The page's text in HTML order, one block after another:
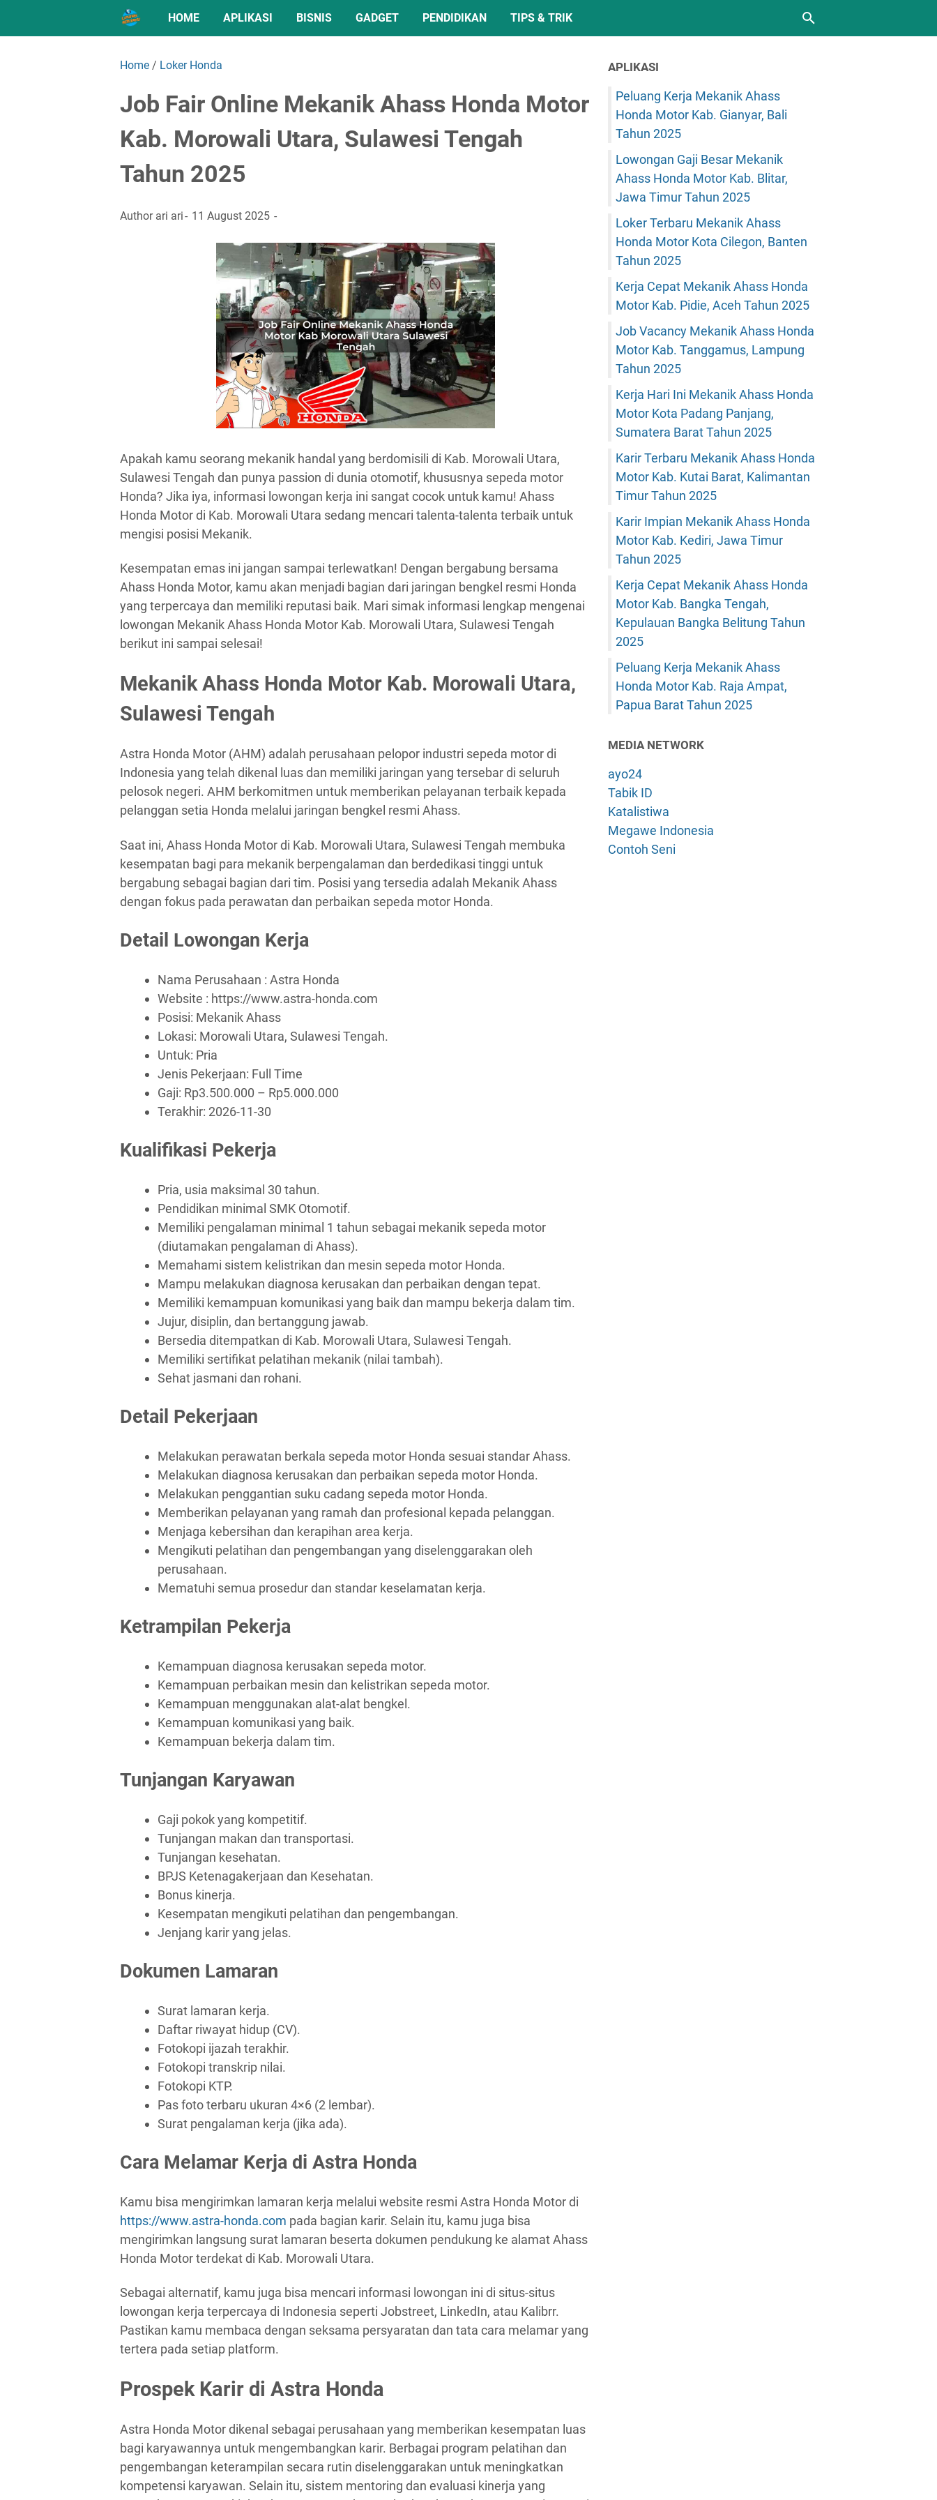
HOME APLIKASI BISNIS GADGET PENDIDIKAN TIPS & TRIK
Home / Loker Honda
Job Fair Online Mekanik Ahass Honda Motor
Kab. Morowali Utara, Sulawesi Tengah
Tahun 2025
Author ari ari 11 August 2025
Apakah kamu seorang mekanik handal yang berdomisili di Kab. Morowali Utara,
Sulawesi Tengah dan punya passion di dunia otomotif, khususnya sepeda motor
Honda? Jika iya, informasi lowongan kerja ini sangat cocok untuk kamu! Ahass
Honda Motor di Kab. Morowali Utara sedang mencari talenta-talenta terbaik untuk
mengisi posisi Mekanik.
Kesempatan emas ini jangan sampai terlewatkan! Dengan bergabung bersama
Ahass Honda Motor, kamu akan menjadi bagian dari jaringan bengkel resmi Honda
yang terpercaya dan memiliki reputasi baik. Mari simak informasi lengkap mengenai
lowongan Mekanik Ahass Honda Motor Kab. Morowali Utara, Sulawesi Tengah
berikut ini sampai selesai!
Mekanik Ahass Honda Motor Kab. Morowali Utara,
Sulawesi Tengah
Astra Honda Motor (AHM) adalah perusahaan pelopor industri sepeda motor di
Indonesia yang telah dikenal luas dan memiliki jaringan yang tersebar di seluruh
pelosok negeri. AHM berkomitmen untuk memberikan pelayanan terbaik kepada
pelanggan setia Honda melalui jaringan bengkel resmi Ahass.
Saat ini, Ahass Honda Motor di Kab. Morowali Utara, Sulawesi Tengah membuka
kesempatan bagi para mekanik berpengalaman dan berdedikasi tinggi untuk
bergabung sebagai bagian dari tim. Posisi yang tersedia adalah Mekanik Ahass
dengan fokus pada perawatan dan perbaikan sepeda motor Honda.
Detail Lowongan Kerja
Nama Perusahaan : Astra Honda
Website : https://www.astra-honda.com
Posisi: Mekanik Ahass
Lokasi: Morowali Utara, Sulawesi Tengah.
Untuk: Pria
Jenis Pekerjaan: Full Time
Gaji: Rp3.500.000 – Rp5.000.000
Terakhir: 2026-11-30
Kualifikasi Pekerja
Pria, usia maksimal 30 tahun.
Pendidikan minimal SMK Otomotif.
Memiliki pengalaman minimal 1 tahun sebagai mekanik sepeda motor
(diutamakan pengalaman di Ahass).
Memahami sistem kelistrikan dan mesin sepeda motor Honda.
Mampu melakukan diagnosa kerusakan dan perbaikan dengan tepat.
Memiliki kemampuan komunikasi yang baik dan mampu bekerja dalam tim.
Jujur, disiplin, dan bertanggung jawab.
Bersedia ditempatkan di Kab. Morowali Utara, Sulawesi Tengah.
Memiliki sertifikat pelatihan mekanik (nilai tambah).
Sehat jasmani dan rohani.
Detail Pekerjaan
Melakukan perawatan berkala sepeda motor Honda sesuai standar Ahass.
Melakukan diagnosa kerusakan dan perbaikan sepeda motor Honda.
Melakukan penggantian suku cadang sepeda motor Honda.
Memberikan pelayanan yang ramah dan profesional kepada pelanggan.
Menjaga kebersihan dan kerapihan area kerja.
Mengikuti pelatihan dan pengembangan yang diselenggarakan oleh
perusahaan.
Mematuhi semua prosedur dan standar keselamatan kerja.
Ketrampilan Pekerja
Kemampuan diagnosa kerusakan sepeda motor.
Kemampuan perbaikan mesin dan kelistrikan sepeda motor.
Kemampuan menggunakan alat-alat bengkel.
Kemampuan komunikasi yang baik.
Kemampuan bekerja dalam tim.
Tunjangan Karyawan
Gaji pokok yang kompetitif.
Tunjangan makan dan transportasi.
Tunjangan kesehatan.
BPJS Ketenagakerjaan dan Kesehatan.
Bonus kinerja.
Kesempatan mengikuti pelatihan dan pengembangan.
Jenjang karir yang jelas.
Dokumen Lamaran
Surat lamaran kerja.
Daftar riwayat hidup (CV).
Fotokopi ijazah terakhir.
Fotokopi transkrip nilai.
Fotokopi KTP.
Pas foto terbaru ukuran 4×6 (2 lembar).
Surat pengalaman kerja (jika ada).
Cara Melamar Kerja di Astra Honda
Kamu bisa mengirimkan lamaran kerja melalui website resmi Astra Honda Motor di
https://www.astra-honda.com pada bagian karir. Selain itu, kamu juga bisa
mengirimkan langsung surat lamaran beserta dokumen pendukung ke alamat Ahass
Honda Motor terdekat di Kab. Morowali Utara.
Sebagai alternatif, kamu juga bisa mencari informasi lowongan ini di situs-situs
lowongan kerja terpercaya di Indonesia seperti Jobstreet, LinkedIn, atau Kalibrr.
Pastikan kamu membaca dengan seksama persyaratan dan tata cara melamar yang
tertera pada setiap platform.
Prospek Karir di Astra Honda
Astra Honda Motor dikenal sebagai perusahaan yang memberikan kesempatan luas
bagi karyawannya untuk mengembangkan karir. Berbagai program pelatihan dan
pengembangan keterampilan secara rutin diselenggarakan untuk meningkatkan
kompetensi karyawan. Selain itu, sistem mentoring dan evaluasi kinerja yang
APLIKASI
Peluang Kerja Mekanik Ahass
Honda Motor Kab. Gianyar, Bali
Tahun 2025
Lowongan Gaji Besar Mekanik
Ahass Honda Motor Kab. Blitar,
Jawa Timur Tahun 2025
Loker Terbaru Mekanik Ahass
Honda Motor Kota Cilegon, Banten
Tahun 2025
Kerja Cepat Mekanik Ahass Honda
Motor Kab. Pidie, Aceh Tahun 2025
Job Vacancy Mekanik Ahass Honda
Motor Kab. Tanggamus, Lampung
Tahun 2025
Kerja Hari Ini Mekanik Ahass Honda
Motor Kota Padang Panjang,
Sumatera Barat Tahun 2025
Karir Terbaru Mekanik Ahass Honda
Motor Kab. Kutai Barat, Kalimantan
Timur Tahun 2025
Karir Impian Mekanik Ahass Honda
Motor Kab. Kediri, Jawa Timur
Tahun 2025
Kerja Cepat Mekanik Ahass Honda
Motor Kab. Bangka Tengah,
Kepulauan Bangka Belitung Tahun
2025
Peluang Kerja Mekanik Ahass
Honda Motor Kab. Raja Ampat,
Papua Barat Tahun 2025
MEDIA NETWORK
ayo24
Tabik ID
Katalistiwa
Megawe Indonesia
Contoh Seni